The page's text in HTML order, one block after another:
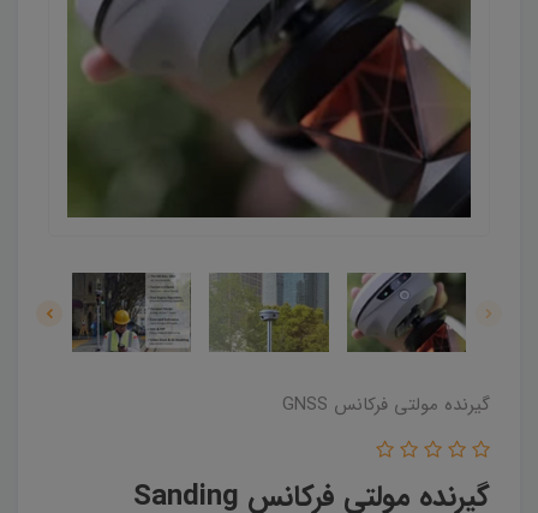
گیرنده مولتی فرکانس GNSS
گیرنده مولتی فرکانس Sanding